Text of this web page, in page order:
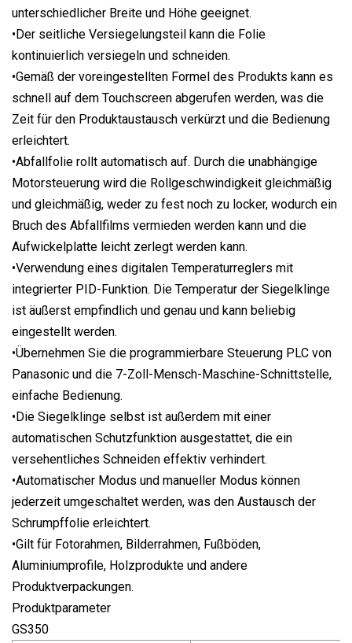
unterschiedlicher Breite und Höhe geeignet.
•Der seitliche Versiegelungsteil kann die Folie
kontinuierlich versiegeln und schneiden.
•Gemäß der voreingestellten Formel des Produkts kann es
schnell auf dem Touchscreen abgerufen werden, was die
Zeit für den Produktaustausch verkürzt und die Bedienung
erleichtert.
•Abfallfolie rollt automatisch auf. Durch die unabhängige
Motorsteuerung wird die Rollgeschwindigkeit gleichmäßig
und gleichmäßig, weder zu fest noch zu locker, wodurch ein
Bruch des Abfallfilms vermieden werden kann und die
Aufwickelplatte leicht zerlegt werden kann.
•Verwendung eines digitalen Temperaturreglers mit
integrierter PID-Funktion. Die Temperatur der Siegelklinge
ist äußerst empfindlich und genau und kann beliebig
eingestellt werden.
•Übernehmen Sie die programmierbare Steuerung PLC von
Panasonic und die 7-Zoll-Mensch-Maschine-Schnittstelle,
einfache Bedienung.
•Die Siegelklinge selbst ist außerdem mit einer
automatischen Schutzfunktion ausgestattet, die ein
versehentliches Schneiden effektiv verhindert.
•Automatischer Modus und manueller Modus können
jederzeit umgeschaltet werden, was den Austausch der
Schrumpffolie erleichtert.
•Gilt für Fotorahmen, Bilderrahmen, Fußböden,
Aluminiumprofile, Holzprodukte und andere
Produktverpackungen.
Produktparameter
GS350